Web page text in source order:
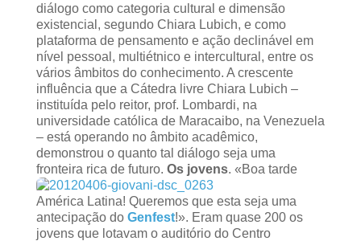
diálogo como categoria cultural e dimensão
existencial, segundo Chiara Lubich, e como
plataforma de pensamento e ação declinável em
nível pessoal, multiétnico e intercultural, entre os
vários âmbitos do conhecimento. A crescente
influência que a Cátedra livre Chiara Lubich –
instituída pelo reitor, prof. Lombardi, na
universidade católica de Maracaibo, na Venezuela
– está operando no âmbito acadêmico,
demonstrou o quanto tal diálogo seja uma
fronteira rica de futuro. Os jovens. «Boa tarde
América Latina! Queremos que esta seja uma
antecipação do Genfest!». Eram quase 200 os
jovens que lotavam o auditório do Centro